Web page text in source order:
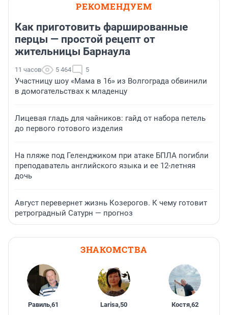
РЕКОМЕНДУЕМ
Как приготовить фаршированные
перцы — простой рецепт от
жительницы Барнаула
11 часов 5 464 5
Участницу шоу «Мама в 16» из Волгограда обвинили
в домогательствах к младенцу
Лицевая гладь для чайников: гайд от набора петель
до первого готового изделия
На пляже под Геленджиком при атаке БПЛА погибли
преподаватель английского языка и ее 12-летняя
дочь
Август перевернет жизнь Козерогов. К чему готовит
ретроградный Сатурн — прогноз
ЗНАКОМСТВА
Равиль,61 Larisa,50 Костя,62